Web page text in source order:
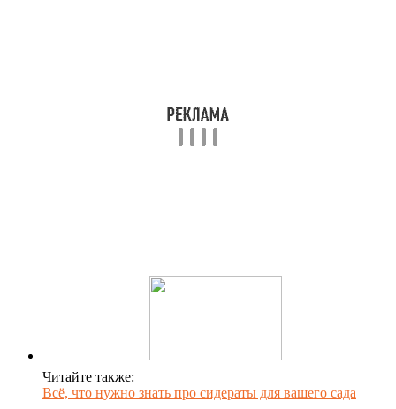
Читайте также:
Всё, что нужно знать про сидераты для вашего сада